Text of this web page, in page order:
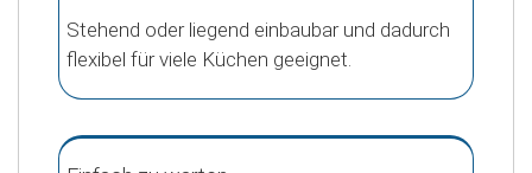
Stehend oder liegend einbaubar und dadurch
flexibel für viele Küchen geeignet.